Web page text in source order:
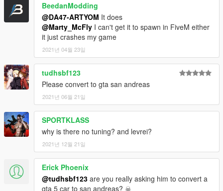
BeedanModding
@DA47-ARTYOM It does
@Marty_McFly I can't get it to spawn in FiveM either
it just crashes my game
2021년 04월 23일
tudhsbf123
Please convert to gta san andreas
2021년 06월 21일
SPORTKLASS
why is there no tuning? and levrei?
2021년 12월 21일
Erick Phoenix
@tudhsbf123 are you really asking him to convert a
gta 5 car to san andreas? ☠